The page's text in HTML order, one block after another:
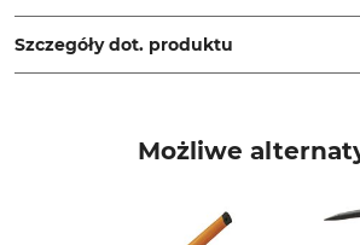
58553 Halver, Germany, www.flora.biz
Szczegóły dot. produktu
Made in
Możliwe